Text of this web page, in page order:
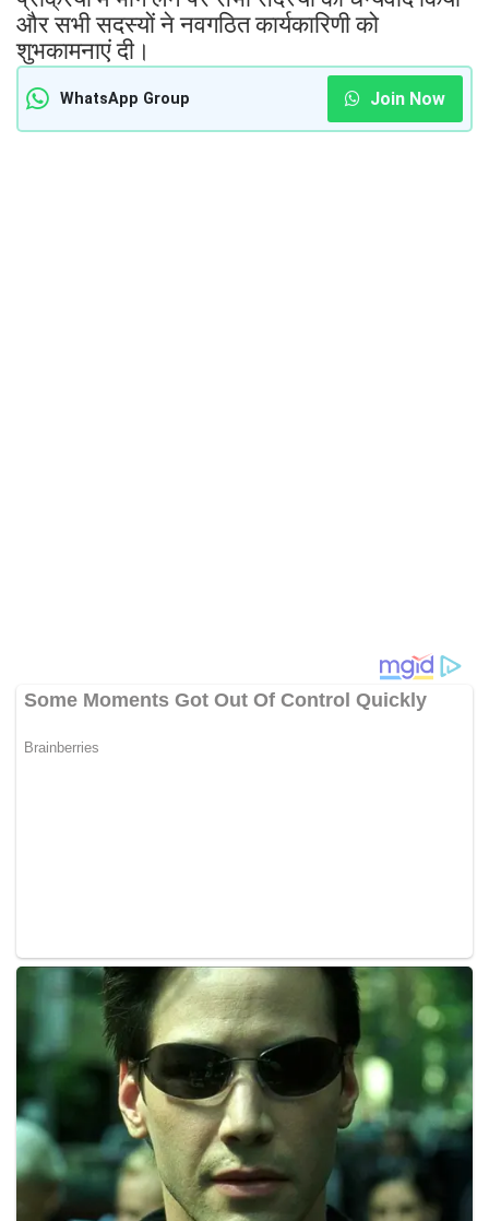
और सभी सदस्यों ने नवगठित कार्यकारिणी को
शुभकामनाएं दी।
WhatsApp Group Join Now